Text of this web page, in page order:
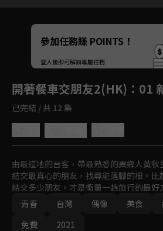
Unmute
如有不便請見諒
參加任務賺 POINTS！
登入後即可解鎖專屬任務
開著餐車交朋友2(HK) ：01
已完結 / 共 12 集
由最道地的台客，帶最熟悉的異鄉人黃秋
結交最真心的朋友，找尋能落腳的根。
結交多少朋友，才是衡量一趟旅行的最好
青春
台灣 偶像 美食
免費
2021